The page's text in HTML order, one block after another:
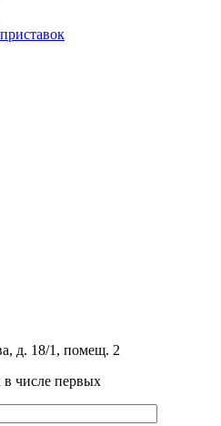
д. 18/1, помещ. 2
в числе первых